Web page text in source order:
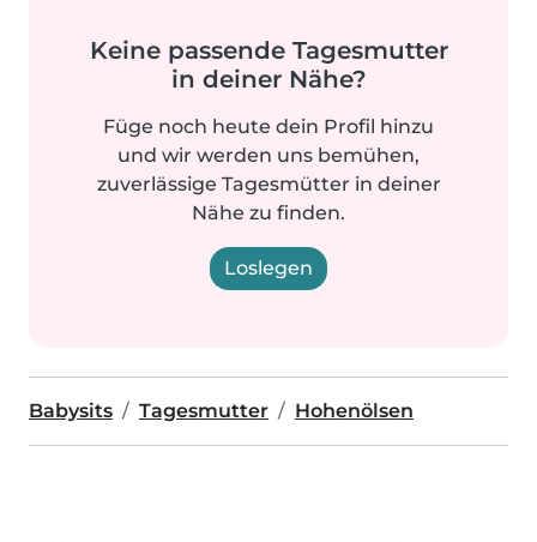
Keine passende Tagesmutter
in deiner Nähe?
Füge noch heute dein Profil hinzu
und wir werden uns bemühen,
zuverlässige Tagesmütter in deiner
Nähe zu finden.
Loslegen
Babysits Tagesmutter Hohenölsen